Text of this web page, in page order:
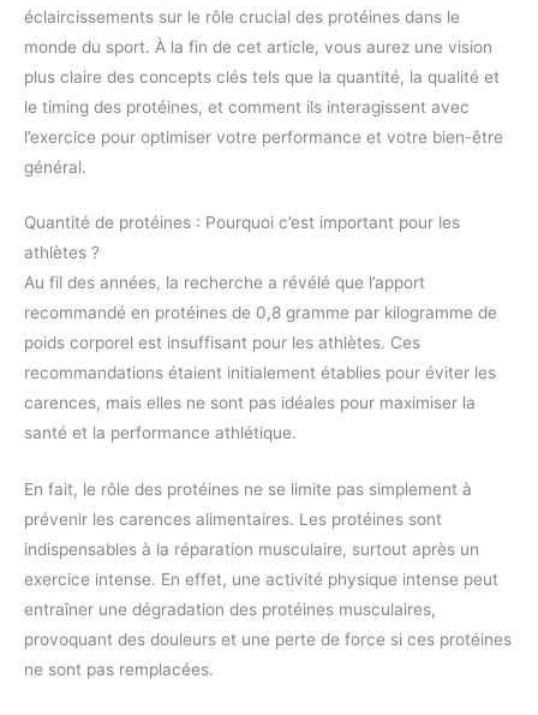
éclaircissements sur le rôle crucial des protéines dans le
monde du sport. À la fin de cet article, vous aurez une vision
plus claire des concepts clés tels que la quantité, la qualité et
le timing des protéines, et comment ils interagissent avec
l’exercice pour optimiser votre performance et votre bien-être
général.
Quantité de protéines : Pourquoi c’est important pour les
athlètes ?
Au fil des années, la recherche a révélé que l’apport
recommandé en protéines de 0,8 gramme par kilogramme de
poids corporel est insuffisant pour les athlètes. Ces
recommandations étaient initialement établies pour éviter les
carences, mais elles ne sont pas idéales pour maximiser la
santé et la performance athlétique.
En fait, le rôle des protéines ne se limite pas simplement à
prévenir les carences alimentaires. Les protéines sont
indispensables à la réparation musculaire, surtout après un
exercice intense. En effet, une activité physique intense peut
entraîner une dégradation des protéines musculaires,
provoquant des douleurs et une perte de force si ces protéines
ne sont pas remplacées.